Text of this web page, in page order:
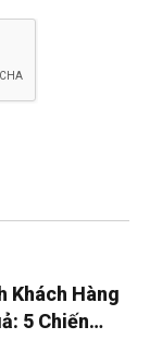
Khách Hàng
5 Chiến